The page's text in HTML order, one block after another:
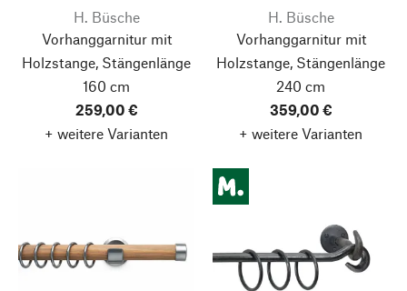
H. Büsche
Vorhanggarnitur mit
Holzstange, Stängenlänge
160 cm
259,00 €
+ weitere Varianten
H. Büsche
Vorhanggarnitur mit
Holzstange, Stängenlänge
240 cm
359,00 €
+ weitere Varianten